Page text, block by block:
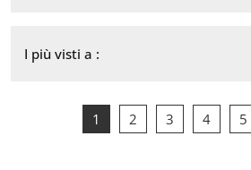
I più visti a :
1 2 3 4 5